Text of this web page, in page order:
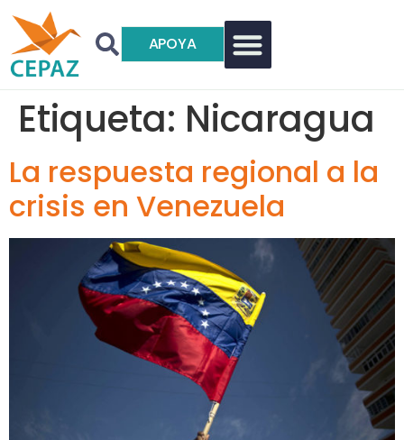
APOYA
Etiqueta: Nicaragua
La respuesta regional a la
crisis en Venezuela